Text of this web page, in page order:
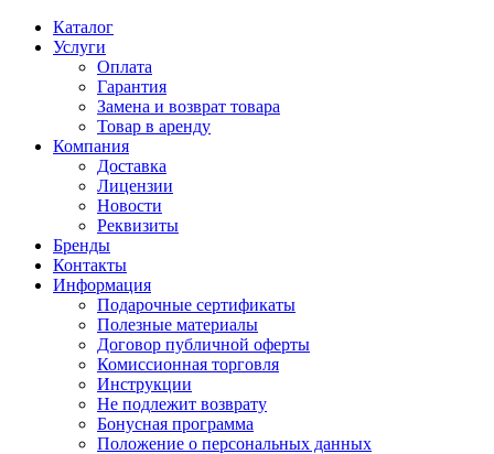
Каталог
Услуги
Оплата
Гарантия
Замена и возврат товара
Товар в аренду
Компания
Доставка
Лицензии
Новости
Реквизиты
Бренды
Контакты
Информация
Подарочные сертификаты
Полезные материалы
Договор публичной оферты
Комиссионная торговля
Инструкции
Не подлежит возврату
Бонусная программа
Положение о персональных данных